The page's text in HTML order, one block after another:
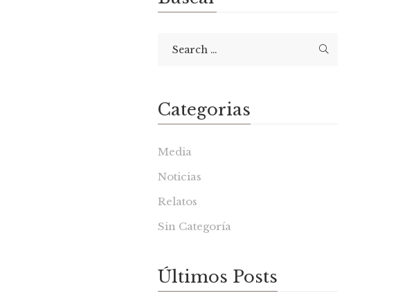
Categorias
Media
Noticias
Relatos
Sin Categoría
Últimos Posts